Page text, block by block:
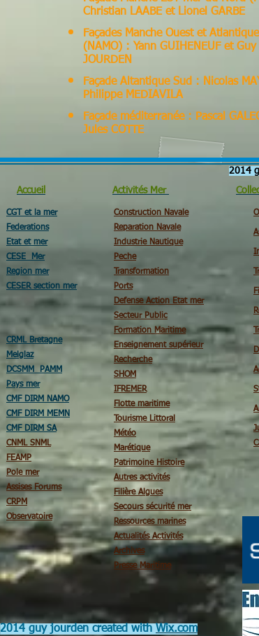
Christian LAABE et Lionel GARBE
Façades Manche Ouest et
(NAMO) : Yann GUIHENEUF et Guy
JOURDEN
Façade Altantique Sud : Nicolas
Philippe MEDIAVILA
Façade méditerranée : Pascal
Jules COTTE
2014
Accueil
Activités Mer
CGT et la mer
Federations
Etat et mer
CESE Mer
Region mer
CESER section mer
CRML Bretagne
Melglaz
DCSMM PAMM
Pays mer
CMF DIRM NAMO
CMF DIRM MEMN
CMF DIRM SA
CNML SNML
FEAMP
Pole mer
Assises Forums
CRPM
Observatoire
Construction Navale
Reparation Navale
Industrie Nautique
Peche
Transformation
Ports
Defense Action Etat mer
Secteur Public
Formation Maritime
Enseignement supérieur
Recherche
SHOM
IFREMER
Flotte maritime
Tourisme Littoral
Météo
Marétique
Patrimoine Histoire
Autres activités
Filière Algues
Secours sécurité mer
Ressources marines
Actualités Activités
Archives
Presse Maritime
2014 guy jourden created with Wix.com